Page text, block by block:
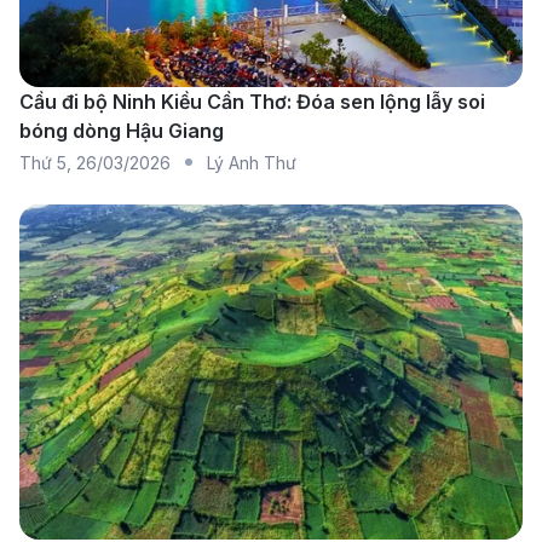
tâm hàng không quan trọng, kết nối TP.HCM với
nhiều điểm đến trong nước và quốc tế. Nằm cách
trung tâm thành phố khoảng 6 km, sân bay có hai
nhà ga chính: Nhà ga quốc nội: Phục vụ các chuyến
Nẵng, Nha Trang, Phú Quốc. Nhà ga quốc tế: Đón
tiếp các chuyến bay từ nhiều thành phố lớn trên thế
giới. Sân bay Tân Sơn Nhất cung cấp nhiều tiện ích
hiện đại bao gồm cửa hàng miễn thuế, khu mua sắm,
nhà hàng, phòng chờ VIP và wifi miễn phí. Hiện tại, cơ
sở hạ tầng sân bay đang được nâng cấp nhằm đáp
ứng nhu cầu ngày càng tăng, giúp hành khách có trải
nghiệm thuận tiện và thoải mái hơn.
Sân bay Pau Pyrénées (PUF) - Pau, Pháp
Cầu đi bộ Ninh Kiều Cần Thơ: Đóa sen lộng lẫy soi
bóng dòng Hậu Giang
Thứ 5 26/03/2026 Lý Anh Thư